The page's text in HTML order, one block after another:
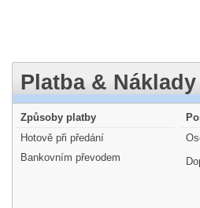
Platba &
Způsoby platby
Hotově při předání
Bankovním převodem